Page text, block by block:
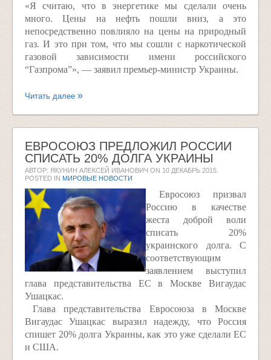
«Я считаю, что в энергетике мы сделали очень
много. Цены на нефть пошли вниз, а это
непосредственно повлияло на цены на природный
газ. И это при том, что мы сошли с наркотической
газовой зависимости имени российского
“Газпрома”», — заявил премьер-министр Украины.
Читать далее
ЕВРОСОЮЗ ПРЕДЛОЖИЛ РОССИИ
СПИСАТЬ 20% ДОЛГА УКРАИНЫ
АВТОР: ЯКУНИН АЛЕКСЕЙ ИВАНОВИЧ ON 10 ДЕКАБРЬ 2015
POSTED IN МИРОВЫЕ НОВОСТИ
Евросоюз призвал
Россию в качестве
жеста доброй воли
списать 20%
украинского долга. С
соответствующим
заявлением выступил
глава представительства ЕС в Москве Вигаудас
Ушацкас.
Глава представительства Евросоюза в Москве
Вигаудас Ушацкас выразил надежду, что Россия
спишет 20% долга Украины, как это уже сделали ЕС
и США.